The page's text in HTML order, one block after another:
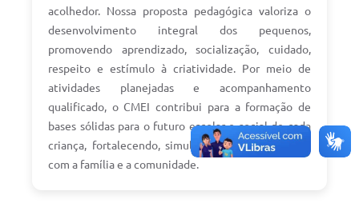
acolhedor. Nossa proposta pedagógica valoriza o
desenvolvimento integral dos pequenos,
promovendo aprendizado, socialização, cuidado,
respeito e estímulo à criatividade. Por meio de
atividades planejadas e acompanhamento
qualificado, o CMEI contribui para a formação de
bases sólidas para o futuro escolar e social de cada
criança, fortalecendo, simultaneamente, o vínculo
com a família e a comunidade.